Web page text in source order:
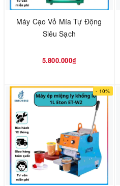
Máy Cạo Vỏ Mía Tự Động
Siêu Sạch
5.800.000₫
- 10%